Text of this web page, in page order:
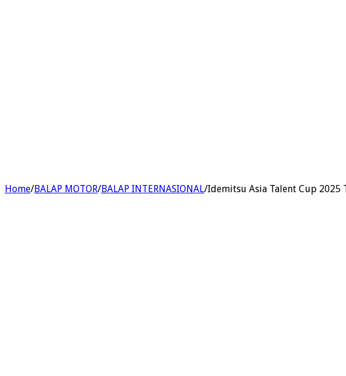
Home/BALAP MOTOR/BALAP INTERNASIONAL/Idemitsu Asia Talent Cup 2025